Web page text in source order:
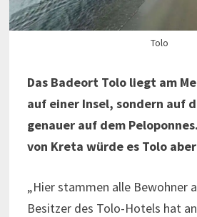
Tolo
Das Badeort Tolo liegt am
auf einer Insel, sondern auf
genauer auf dem
von Kreta würde es Tolo
„Hier stammen alle Bewohner
Besitzer des Tolo-Hotels hat